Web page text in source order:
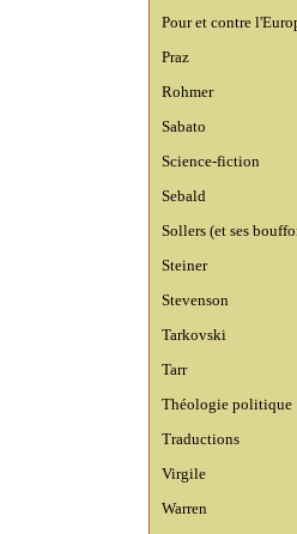
Pour et contre
Praz
Rohmer
Sabato
Science-fiction
Sebald
Sollers (et ses
Steiner
Stevenson
Tarkovski
Tarr
Théologie politique
Traductions
Virgile
Warren